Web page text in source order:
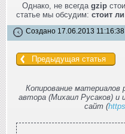
Однако, не всегда gzip
статье мы обсудим: стоит
Создано 17.06.2013 11:16:38
Предыдущая статья
Копирование материалов
автора (Михаил Русаков) и
сайт (